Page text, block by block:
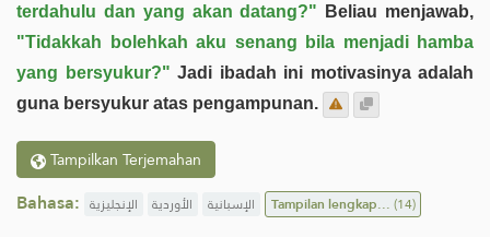
terdahulu dan yang akan datang?" Beliau menjawab,
"Tidakkah bolehkah aku senang bila menjadi hamba
yang bersyukur?" Jadi ibadah ini motivasinya adalah
guna bersyukur atas pengampunan.
Tampilkan Terjemahan
Bahasa: الإنجليزية الأوردية الإسبانية Tampilan lengkap...(14)